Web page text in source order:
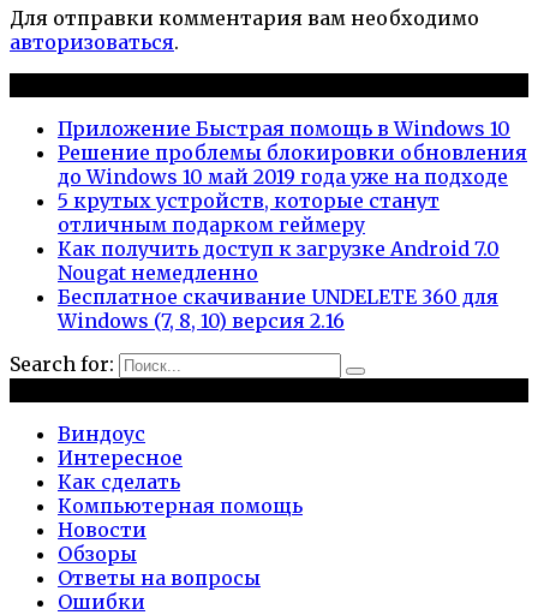
Для отправки комментария вам необходимо
авторизоваться.
Приложение Быстрая помощь в Windows 10
Решение проблемы блокировки обновления
до Windows 10 май 2019 года уже на подходе
5 крутых устройств, которые станут
отличным подарком геймеру
Как получить доступ к загрузке Android 7.0
Nougat немедленно
Бесплатное скачивание UNDELETE 360 для
Windows (7, 8, 10) версия 2.16
Search for:
Виндоус
Интересное
Как сделать
Компьютерная помощь
Новости
Обзоры
Ответы на вопросы
Ошибки